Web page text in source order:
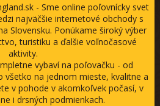
- Sme online poľovnícky svet
najväčšie internetové obchody s
Slovensku. Ponúkame široký výber
turistiku a ďalšie voľnočasové
aktivity.
vybaví na poľovačku - od
všetko na jednom mieste, kvalitne a
v pohode v akomkoľvek počasí, v
i drsných podmienkach.